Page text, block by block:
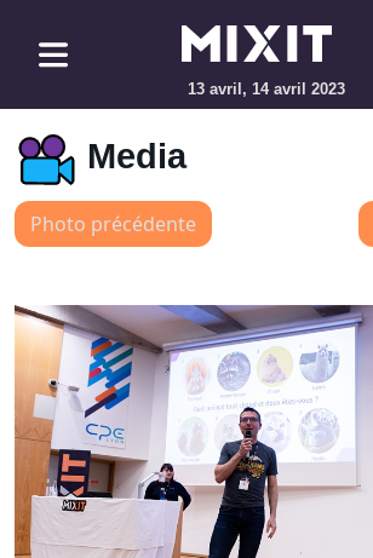
13 avril, 14 avril 2023
Media
Photo précédente